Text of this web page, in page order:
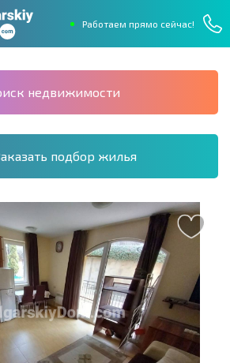
Работаем прямо сейчас!
недвижимости
подбор жилья